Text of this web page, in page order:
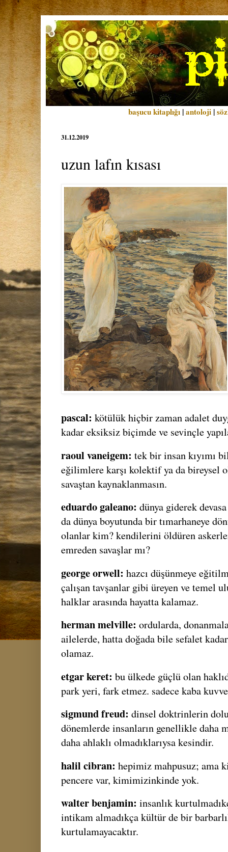
başucu kitaplığı |antoloji |
31.12.2019
uzun lafın kısası
pascal: kötülük hiçbir zaman adalet
kadar eksiksiz biçimde ve sevinçle
raoul vaneigem: tek bir insan kıyımı
eğilimlere karşı kolektif ya da bireysel
savaştan kaynaklanmasın.
eduardo galeano: dünya giderek
da dünya boyutunda bir tımarhaneye
olanlar kim? kendilerini öldüren
emreden savaşlar mı?
george orwell: hazcı düşünmeye
çalışan tavşanlar gibi üreyen ve temel
halklar arasında hayatta kalamaz.
herman melville: ordularda,
ailelerde, hatta doğada bile sefalet
olamaz.
etgar keret: bu ülkede güçlü olan
park yeri, fark etmez. sadece kaba
sigmund freud: dinsel doktrinlerin
dönemlerde insanların genellikle daha
daha ahlaklı olmadıklarıysa kesindir.
halil cibran: hepimiz mahpusuz; ama
pencere var, kimimizinkinde yok.
walter benjamin: insanlık
intikam almadıkça kültür de bir
kurtulamayacaktır.